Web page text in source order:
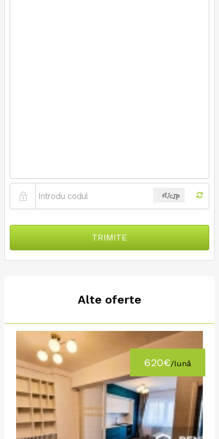
TRIMITE
Alte oferte
620€/lună